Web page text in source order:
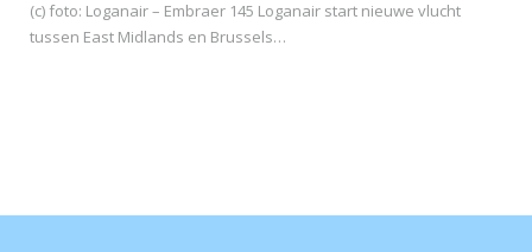
(c) foto: Loganair – Embraer 145 Loganair start nieuwe vlucht
tussen East Midlands en Brussels…